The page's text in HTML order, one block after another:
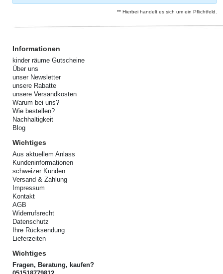
** Hierbei handelt es sich um ein Pflichtfeld.
Informationen
kinder räume Gutscheine
Über uns
unser Newsletter
unsere Rabatte
unsere Versandkosten
Warum bei uns?
Wie bestellen?
Nachhaltigkeit
Blog
Wichtiges
Aus aktuellem Anlass
Kundeninformationen
schweizer Kunden
Versand & Zahlung
Impressum
Kontakt
AGB
Widerrufsrecht
Datenschutz
Ihre Rücksendung
Lieferzeiten
Wichtiges
Fragen, Beratung, kaufen?